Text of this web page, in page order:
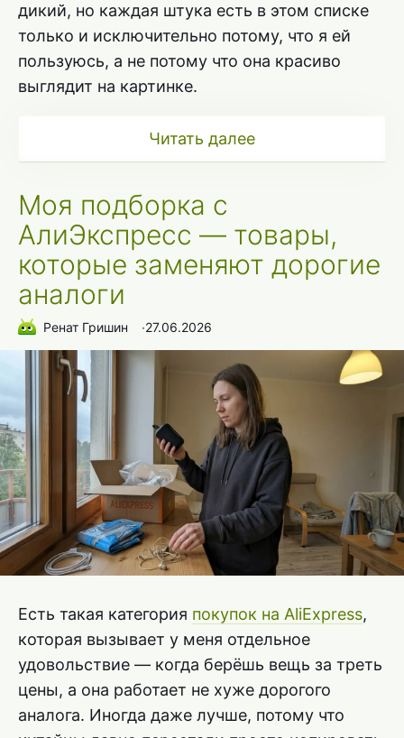
дикий, но каждая штука есть в этом списке
только и исключительно потому, что я ей
пользуюсь, а не потому что она красиво
выглядит на картинке.
Читать далее
Моя подборка с
АлиЭкспресс — товары,
которые заменяют дорогие
аналоги
Ренат Гришин ∙27.06.2026
Есть такая категория покупок на AliExpress,
которая вызывает у меня отдельное
удовольствие — когда берёшь вещь за треть
цены, а она работает не хуже дорогого
аналога. Иногда даже лучше, потому что